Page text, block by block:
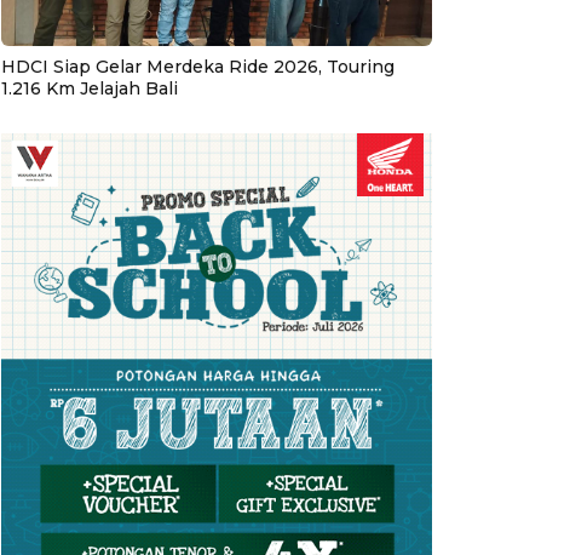
HDCI Siap Gelar Merdeka Ride 2026, Touring
1.216 Km Jelajah Bali